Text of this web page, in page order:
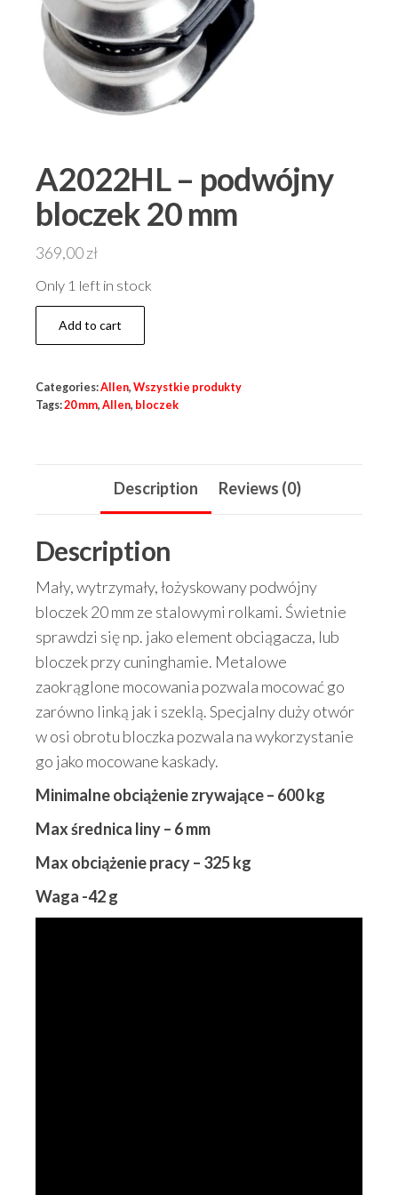
A2022HL – podwójny
bloczek 20 mm
369,00zł
Only 1 left in stock
A2022HL
-
bloczek
20
Add to cart
Categories:Allen, Wszystkie produkty
Tags:20 mm, Allen, bloczek
Description Reviews (0)
Description
Mały, wytrzymały, łożyskowany podwójny
bloczek 20 mm ze stalowymi rolkami. Świetnie
sprawdzi się np. jako element obciągacza, lub
bloczek przy cuninghamie. Metalowe
zaokrąglone mocowania pozwala mocować go
zarówno linką jak i szeklą. Specjalny duży otwór
w osi obrotu bloczka pozwala na wykorzystanie
go jako mocowane kaskady.
Minimalne obciążenie zrywające – 600 kg
Max średnica liny – 6 mm
Max obciążenie pracy – 325 kg
Waga -42 g